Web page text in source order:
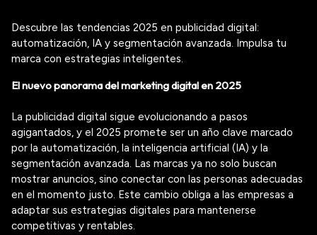
Descubre las tendencias 2025 en publicidad digital:
automatización, IA y segmentación avanzada. Impulsa tu
marca con estrategias inteligentes.
El nuevo panorama del marketing digital en 2025
La publicidad digital sigue evolucionando a pasos
agigantados, y el 2025 promete ser un año clave marcado
por la automatización, la inteligencia artificial (IA) y la
segmentación avanzada. Las marcas ya no solo buscan
mostrar anuncios, sino conectar con las personas adecuadas
en el momento justo. Este cambio obliga a las empresas a
adaptar sus estrategias digitales para mantenerse
competitivas y rentables.